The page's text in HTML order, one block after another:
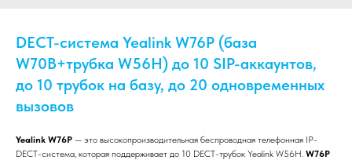
DECT-система Yealink W76P (база
W70B+трубка W56H) до 10 SIP-аккаунтов,
до 10 трубок на базу, до 20 одновременных
вызовов
Yealink W76P — это высокопроизводительная беспроводная телефонная IP-
DECT-система, которая поддерживает до 10 DECT-трубок Yealink W56H. W76P